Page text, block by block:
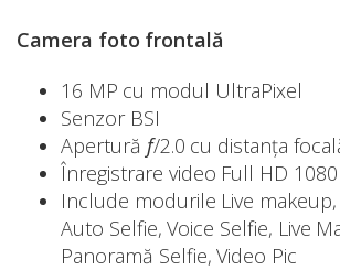
Camera foto frontală
16 MP cu modul UltraPixel
Senzor BSI
Apertură f/2.0 cu distanța
Înregistrare video Full HD
Include modurile Live
Auto Selfie, Voice Selfie, Live
Panoramă Selfie, Video Pic